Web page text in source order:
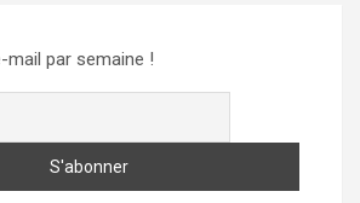
mail par semaine !